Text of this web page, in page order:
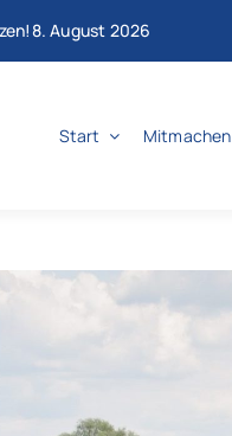
August 2026
Start Mitmachen